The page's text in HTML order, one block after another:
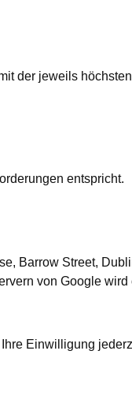
der jeweils
entspricht.
Barrow Street,
von Google
Einwilligung